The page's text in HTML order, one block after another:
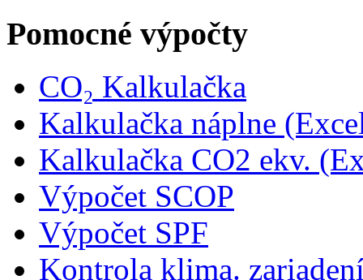
Pomocné výpočty
CO₂ Kalkulačka
Kalkulačka náplne
Kalkulačka CO2 ekv.
Výpočet SCOP
Výpočet SPF
Kontrola klima.